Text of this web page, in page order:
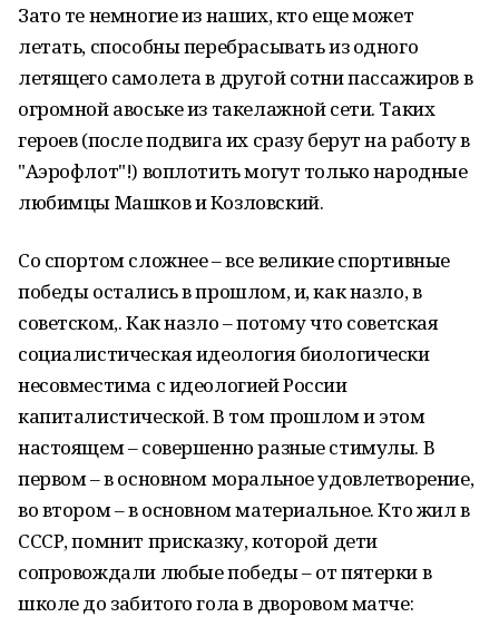
Зато те немногие из наших, кто еще может
летать, способны перебрасывать из одного
летящего самолета в другой сотни пассажиров в
огромной авоське из такелажной сети. Таких
героев (после подвига их сразу берут на работу в
"Аэрофлот"!) воплотить могут только народные
любимцы Машков и Козловский.
Со спортом сложнее – все великие спортивные
победы остались в прошлом, и, как назло, в
советском,. Как назло – потому что советская
социалистическая идеология биологически
несовместима с идеологией России
капиталистической. В том прошлом и этом
настоящем – совершенно разные стимулы. В
первом – в основном моральное удовлетворение,
во втором – в основном материальное. Кто жил в
СССР, помнит присказку, которой дети
сопровождали любые победы – от пятерки в
школе до забитого гола в дворовом матче: